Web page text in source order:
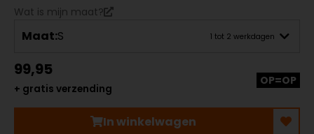
Wat is mijn maat?
Maat:S 1 tot 2 werkdagen
99,95
+ gratis verzending
OP=OP
In winkelwagen